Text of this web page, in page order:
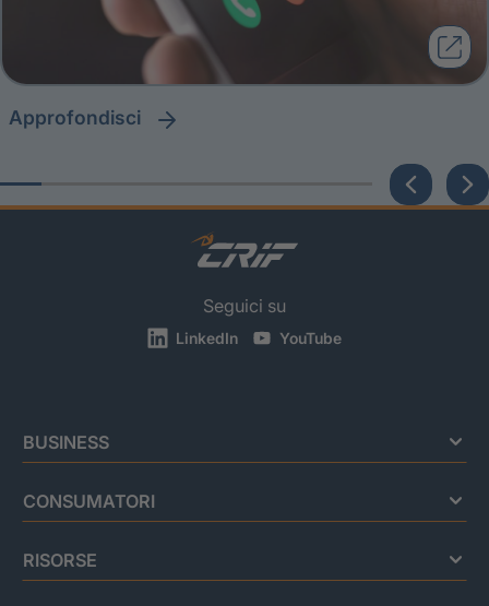
approfondisci
Seguici su
LinkedIn YouTube
BUSINESS
CONSUMATORI
RISORSE